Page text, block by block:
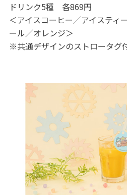
ドリンク5種 各869円
＜アイスコーヒー／アイスティ
ール／オレンジ＞
※共通デザインのストロータグ